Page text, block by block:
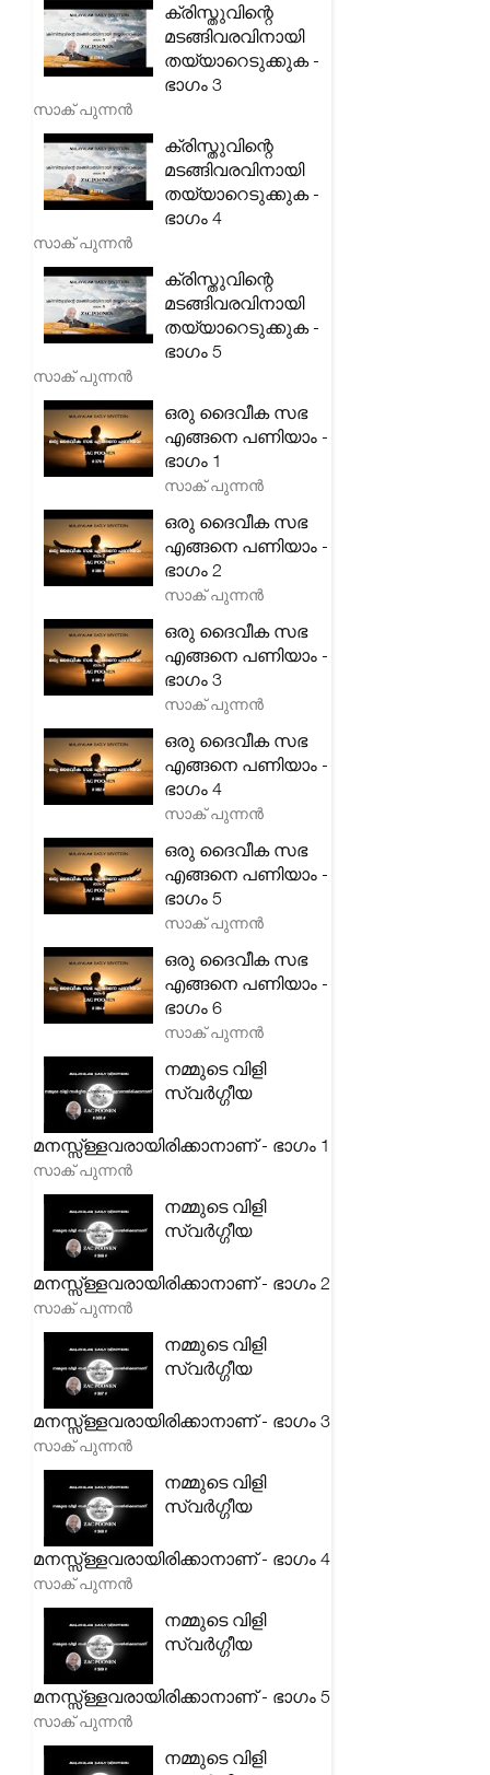
ക്രിസ്തുവിന്റെ
മടങ്ങിവരവിനായി
തയ്യാറെടുക്കുക -
ഭാഗം 3
സാക് പുന്നൻ
ക്രിസ്തുവിന്റെ
മടങ്ങിവരവിനായി
തയ്യാറെടുക്കുക -
ഭാഗം 4
സാക് പുന്നൻ
ക്രിസ്തുവിന്റെ
മടങ്ങിവരവിനായി
തയ്യാറെടുക്കുക -
ഭാഗം 5
സാക് പുന്നൻ
ഒരു ദൈവീക സഭ
എങ്ങനെ പണിയാം -
ഭാഗം 1
സാക് പുന്നൻ
ഒരു ദൈവീക സഭ
എങ്ങനെ പണിയാം -
ഭാഗം 2
സാക് പുന്നൻ
ഒരു ദൈവീക സഭ
എങ്ങനെ പണിയാം -
ഭാഗം 3
സാക് പുന്നൻ
ഒരു ദൈവീക സഭ
എങ്ങനെ പണിയാം -
ഭാഗം 4
സാക് പുന്നൻ
ഒരു ദൈവീക സഭ
എങ്ങനെ പണിയാം -
ഭാഗം 5
സാക് പുന്നൻ
ഒരു ദൈവീക സഭ
എങ്ങനെ പണിയാം -
ഭാഗം 6
സാക് പുന്നൻ
നമ്മുടെ വിളി
സ്വർഗ്ഗീയ
മനസ്സ്ള്ളവരായിരിക്കാനാണ് - ഭാഗം 1
സാക് പുന്നൻ
നമ്മുടെ വിളി
സ്വർഗ്ഗീയ
മനസ്സ്ള്ളവരായിരിക്കാനാണ് - ഭാഗം 2
സാക് പുന്നൻ
നമ്മുടെ വിളി
സ്വർഗ്ഗീയ
മനസ്സ്ള്ളവരായിരിക്കാനാണ് - ഭാഗം 3
സാക് പുന്നൻ
നമ്മുടെ വിളി
സ്വർഗ്ഗീയ
മനസ്സ്ള്ളവരായിരിക്കാനാണ് - ഭാഗം 4
സാക് പുന്നൻ
നമ്മുടെ വിളി
സ്വർഗ്ഗീയ
മനസ്സ്ള്ളവരായിരിക്കാനാണ് - ഭാഗം 5
സാക് പുന്നൻ
നമ്മുടെ വിളി